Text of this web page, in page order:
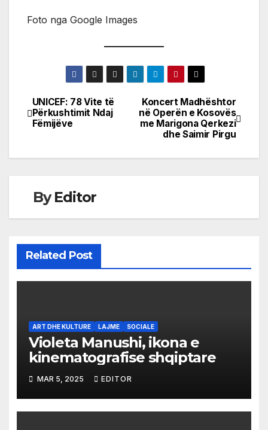
Foto nga Google Images
Post
navigation
Koncert Madhështor
në Operën e Kosovës
me Marigona Qerkezi
dhe Saimir Pirgu
UNICEF: 78 Vite të
Përkushtimit Ndaj
Fëmijëve
ByEditor
Related Post
ART DHE KULTURE LAJME SOCIALE
Violeta Manushi, ikona e
kinematografise shqiptare
MAR 5, 2025 EDITOR